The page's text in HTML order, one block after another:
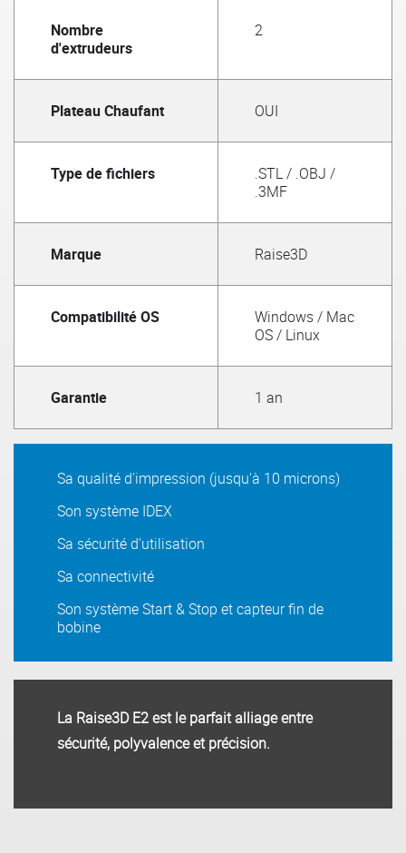
Nombre
d'extrudeurs
2
Plateau Chaufant OUI
Type de fichiers
.STL / .OBJ /
.3MF
Marque Raise3D
Compatibilité OS
Windows / Mac
OS / Linux
Garantie 1 an
Sa qualité d'impression (jusqu'à 10 microns)
Son système IDEX
Sa sécurité d'utilisation
Sa connectivité
Son système Start & Stop et capteur fin de
bobine
La Raise3D E2 est le parfait alliage entre
sécurité, polyvalence et précision.